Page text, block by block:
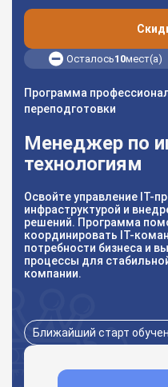
Осталось10мест(а)
Программа
переподготовки
Менеджер по
технологиям
Освойте управление IT-
инфраструктурой и
решений. Программа
координировать IT-
потребности бизнеса и
процессы для
компании.
Ближайший старт